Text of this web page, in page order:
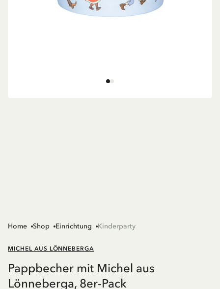
Home Shop Einrichtung Kinderparty
MICHEL AUS LÖNNEBERGA
Pappbecher mit Michel aus
Lönneberga, 8er-Pack